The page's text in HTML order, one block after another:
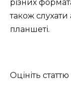
різних
також
планшеті.
Оцініть статтю